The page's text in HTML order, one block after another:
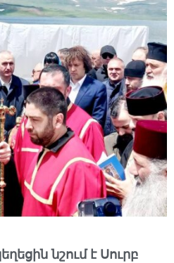
նշում է Սուրբ